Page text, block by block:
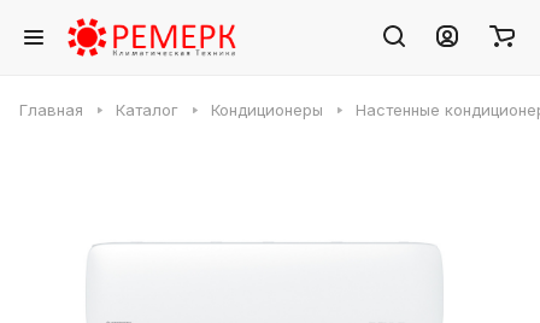
Главная Каталог Кондиционеры Настенные